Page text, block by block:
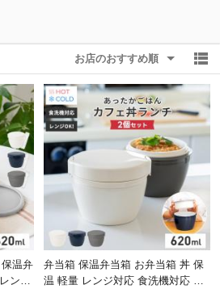
お店のおすすめ順
温弁
ンジ
弁当箱 保温弁当箱 お弁当箱 丼 保
温 軽量 レンジ対応 食洗機対応 冷